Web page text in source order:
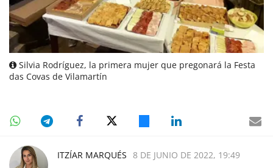
Silvia Rodríguez, la primera mujer que pregonará la Festa
das Covas de Vilamartín
ITZÍAR MARQUÉS 8 DE JUNIO DE 2022, 19:49